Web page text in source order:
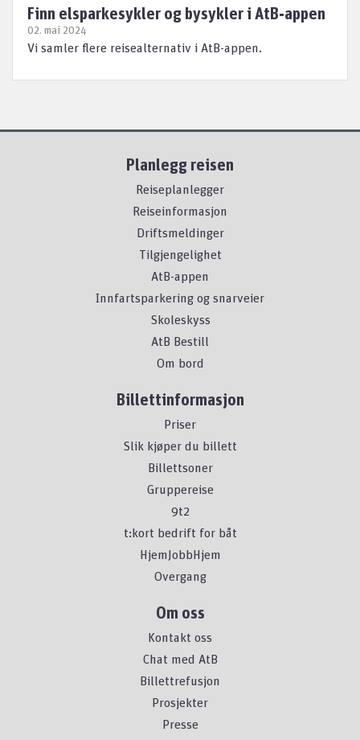
Finn elsparkesykler og bysykler i AtB-appen
02. mai 2024
Vi samler flere reisealternativ i AtB-appen.
Planlegg reisen
Reiseplanlegger
Reiseinformasjon
Driftsmeldinger
Tilgjengelighet
AtB-appen
Innfartsparkering og snarveier
Skoleskyss
AtB Bestill
Om bord
Billettinformasjon
Priser
Slik kjøper du billett
Billettsoner
Gruppereise
9t2
t:kort bedrift for båt
HjemJobbHjem
Overgang
Om oss
Kontakt oss
Chat med AtB
Billettrefusjon
Prosjekter
Presse